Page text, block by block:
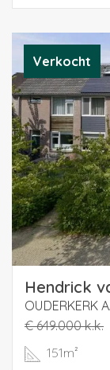
landscaped
which borders
extraordinarily
with extensive
transport,
walking
The robustly
maintained and
ready to move
The large living
high ceiling
front is the
with
The top floor
Verkocht
Hendrick
OUDERKERK
€ 649.000 k.k.
151m²